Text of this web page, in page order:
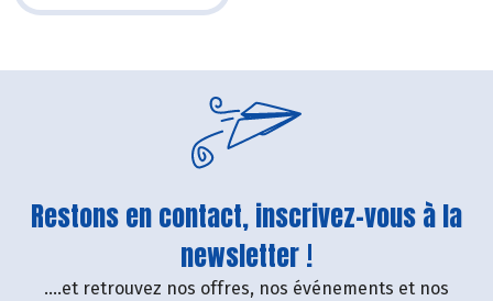
Restons en contact, inscrivez-vous à la
newsletter !
....et retrouvez nos offres, nos événements et nos